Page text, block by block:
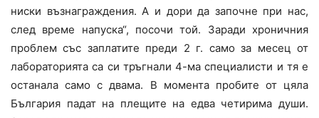
ниски възнаграждения. А и дори да започне при нас,
след време напуска“, посочи той. Заради хроничния
проблем със заплатите преди 2 г. само за месец от
лабораторията са си тръгнали 4-ма специалисти и тя е
останала само с двама. В момента пробите от цяла
България падат на плещите на едва четирима души.